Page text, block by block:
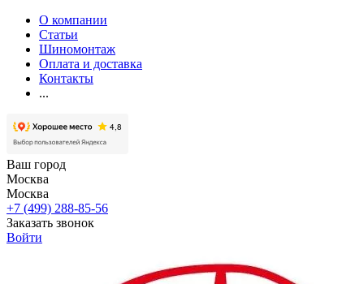
О компании
Статьи
Шиномонтаж
Оплата и доставка
Контакты
...
Ваш город
Москва
Москва
+7 (499) 288-85-56
Заказать звонок
Войти